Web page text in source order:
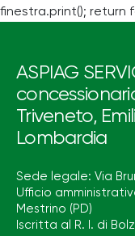
finestra.print(); return
ASPIAG
Triveneto,
Lombardia
Sede legale: Via
Ufficio
Mestrino (PD)
Iscritta al R. I. di